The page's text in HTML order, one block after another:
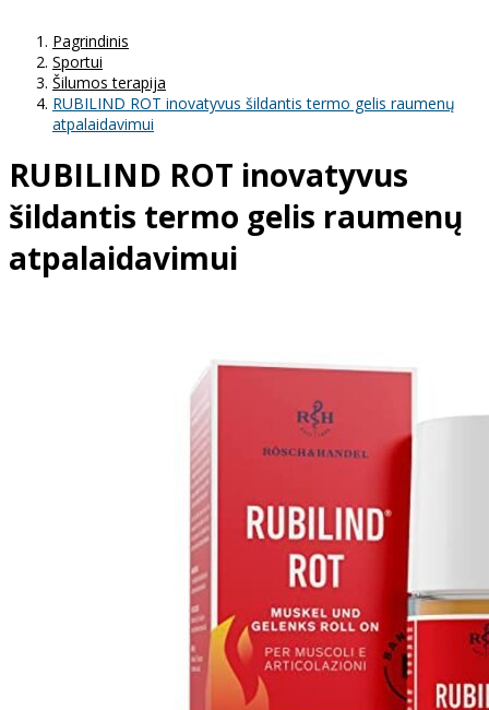
Pagrindinis
Sportui
Šilumos terapija
RUBILIND ROT inovatyvus šildantis termo gelis raumenų
atpalaidavimui
RUBILIND ROT inovatyvus
šildantis termo gelis raumenų
atpalaidavimui